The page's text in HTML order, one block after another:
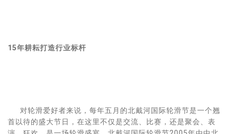
15年耕耘打造行业标杆
对轮滑爱好者来说，每年五月的北戴河国际轮滑节是一个翘
首以待的盛大节日，在这里不仅是交流、比赛，还是聚会、表